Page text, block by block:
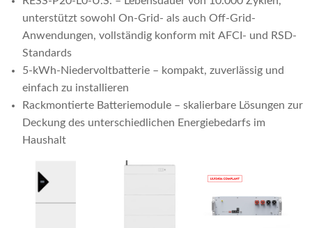
unterstützt sowohl On-Grid- als auch Off-Grid-
Anwendungen, vollständig konform mit AFCI- und RSD-
Standards
5-kWh-Niedervoltbatterie – kompakt, zuverlässig und
einfach zu installieren
Rackmontierte Batteriemodule – skalierbare Lösungen zur
Deckung des unterschiedlichen Energiebedarfs im
Haushalt